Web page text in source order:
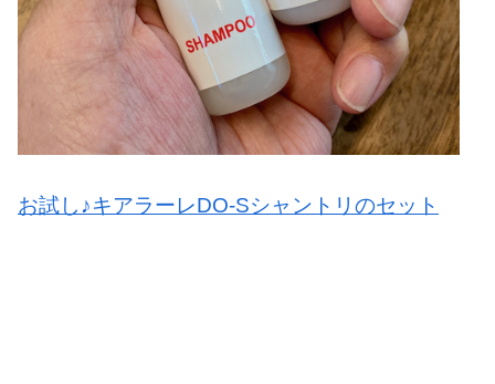
お試し♪キアラーレDO-Sシャントリのセット